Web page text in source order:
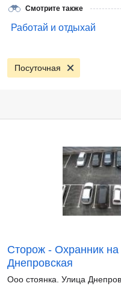
Смотрите также
Работай и отдыхай
Посуточная
Сторож - Охранник на
Днепровская
Ооо стоянка. Улица